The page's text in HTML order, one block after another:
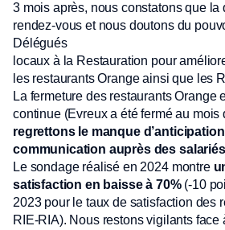
3 mois après, nous constatons que la
rendez-vous et nous doutons du
Délégués
locaux à la Restauration pour
les restaurants Orange ainsi que les
La fermeture des restaurants Orange
continue (Evreux a été fermé au mois
regrettons le manque
communication auprès des
Le sondage réalisé en 2024 montre
satisfaction en baisse à 70%(-10
2023 pour le taux de satisfaction des
RIE-RIA). Nous restons vigilants face